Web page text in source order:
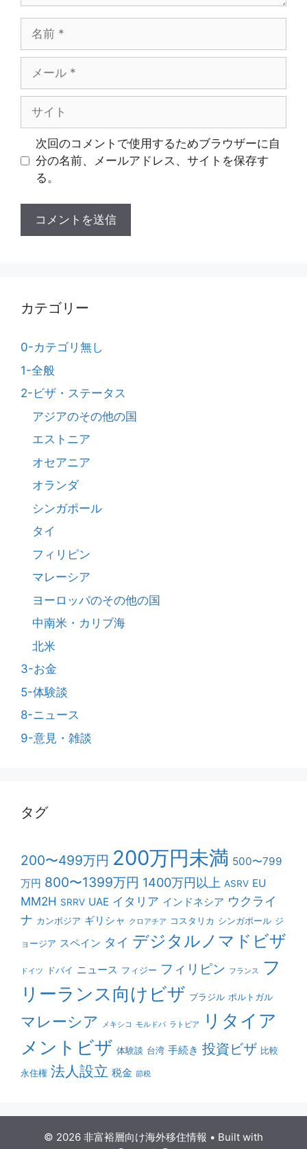
ル
次回のコメントで使用するためブラウザーに自
分の名前、メールアドレス、サイトを保存す
る。
カテゴリー
0-カテゴリ無し
1-全般
2-ビザ・ステータス
アジアのその他の国
エストニア
オセアニア
オランダ
シンガポール
タイ
フィリピン
マレーシア
ヨーロッパのその他の国
中南米・カリブ海
北米
3-お金
5-体験談
8-ニュース
9-意見・雑談
タグ
200〜499万円 200万円未満 500〜799
万円 800〜1399万円 1400万円以上 ASRV EU
MM2H SRRV UAE イタリア インドネシア ウクライ
ナ カンボジア ギリシャ クロアチア コスタリカ シンガポール ジ
ョージア スペイン タイ デジタルノマドビザ
ドイツ ドバイ ニュース フィジー フィリピン フランス
フ
リーランス向けビザ ブラジル ポルトガル
マレーシア メキシコ モルドバ ラトビア
リタイア
メントビザ 体験談 台湾 手続き 投資ビザ 比較
永住権 法人設立 税金 節税
© 2026 非富裕層向け海外移住情報 • Built with